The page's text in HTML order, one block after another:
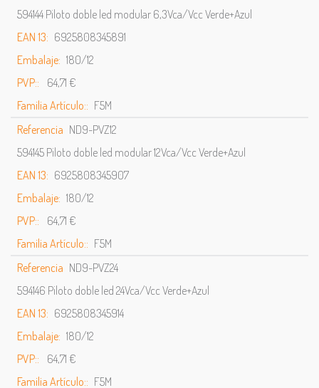
594144 Piloto doble led modular 6,3Vca/Vcc Verde+Azul
EAN 13: 6925808345891
Embalaje: 180/12
PVP::
64,71 €
Familia Artículo:: F5M
Referencia ND9-PVZ12
594145 Piloto doble led modular 12Vca/Vcc Verde+Azul
EAN 13: 6925808345907
Embalaje: 180/12
PVP::
64,71 €
Familia Artículo:: F5M
Referencia ND9-PVZ24
594146 Piloto doble led 24Vca/Vcc Verde+Azul
EAN 13: 6925808345914
Embalaje: 180/12
PVP::
64,71 €
Familia Artículo:: F5M